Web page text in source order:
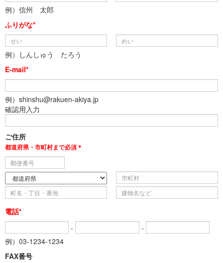
例）信州 太郎
ふりがな*
例）しんしゅう たろう
E-mail*
例）shinshu@rakuen-akiya.jp
確認用入力
ご住所
都道府県・市町村まで必須＊
電話*
-
-
例）03-1234-1234
FAX番号